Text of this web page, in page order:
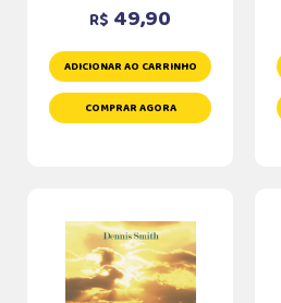
R$ 49,90
ADICIONAR AO CARRINHO
COMPRAR AGORA